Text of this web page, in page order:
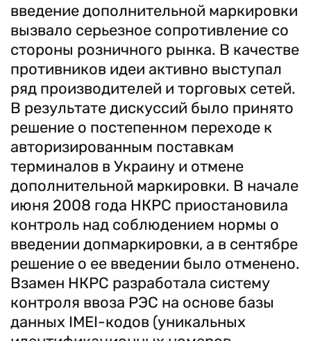
введение дополнительной маркировки
вызвало серьезное сопротивление со
стороны розничного рынка. В качестве
противников идеи активно выступал
ряд производителей и торговых сетей.
В результате дискуссий было принято
решение о постепенном переходе к
авторизированным поставкам
терминалов в Украину и отмене
дополнительной маркировки. В начале
июня 2008 года НКРС приостановила
контроль над соблюдением нормы о
введении допмаркировки, а в сентябре
решение о ее введении было отменено.
Взамен НКРС разработала систему
контроля ввоза РЭС на основе базы
данных IMEI-кодов (уникальных